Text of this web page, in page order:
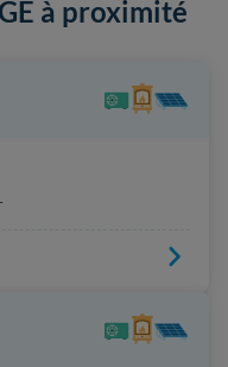
à proximité